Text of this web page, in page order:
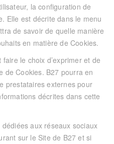
la configuration de
Elle est décrite dans le menu
de savoir de quelle manière
en matière de Cookies.
le choix d’exprimer et de
de Cookies. B27 pourra en
prestataires externes pour
décrites dans cette
aux réseaux sociaux
sur le Site de B27 et si